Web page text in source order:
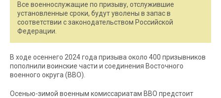
Все военнослужащие по призыву, отслужившие
установленные сроки, будут уволены в запас в
соответствии с законодательством Российской
Федерации.
В ходе осеннего 2024 года призыва около 400 призывников
пополнили воинские части и соединения Восточного
военного округа (ВВО).
Осенью-зимой военным комиссариатам ВВО предстоит